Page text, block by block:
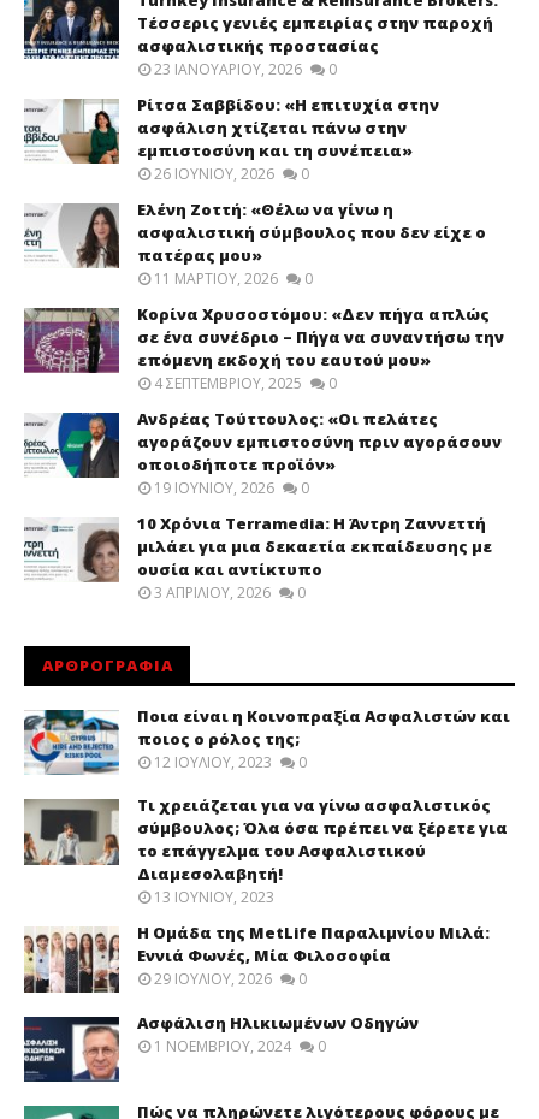
Τέσσερις γενιές εμπειρίας στην παροχή
ασφαλιστικής προστασίας
23 ΙΑΝΟΥΑΡΊΟΥ, 2026 0
Ρίτσα Σαββίδου: «Η επιτυχία στην
ασφάλιση χτίζεται πάνω στην
εμπιστοσύνη και τη συνέπεια»
26 ΙΟΥΝΊΟΥ, 2026 0
Ελένη Ζοττή: «Θέλω να γίνω η
ασφαλιστική σύμβουλος που δεν είχε ο
πατέρας μου»
11 ΜΑΡΤΊΟΥ, 2026 0
Κορίνα Χρυσοστόμου: «Δεν πήγα απλώς
σε ένα συνέδριο – Πήγα να συναντήσω την
επόμενη εκδοχή του εαυτού μου»
4 ΣΕΠΤΕΜΒΡΊΟΥ, 2025 0
Ανδρέας Τούττουλος: «Οι πελάτες
αγοράζουν εμπιστοσύνη πριν αγοράσουν
οποιοδήποτε προϊόν»
19 ΙΟΥΝΊΟΥ, 2026 0
10 Χρόνια Terramedia: Η Άντρη Ζαννεττή
μιλάει για μια δεκαετία εκπαίδευσης με
ουσία και αντίκτυπο
3 ΑΠΡΙΛΊΟΥ, 2026 0
ΑΡΘΡΟΓΡΑΦΙΑ
Ποια είναι η Κοινοπραξία Ασφαλιστών και
ποιος ο ρόλος της;
12 ΙΟΥΛΊΟΥ, 2023 0
Τι χρειάζεται για να γίνω ασφαλιστικός
σύμβουλος; Όλα όσα πρέπει να ξέρετε για
το επάγγελμα του Ασφαλιστικού
Διαμεσολαβητή!
13 ΙΟΥΝΊΟΥ, 2023
Η Ομάδα της MetLife Παραλιμνίου Μιλά:
Εννιά Φωνές, Μία Φιλοσοφία
29 ΙΟΥΛΊΟΥ, 2026 0
Ασφάλιση Ηλικιωμένων Οδηγών
1 ΝΟΕΜΒΡΊΟΥ, 2024 0
Πώς να πληρώνετε λιγότερους φόρους με